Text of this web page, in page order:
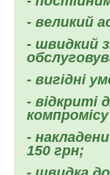
- великий
- швидкий
- вигідні
- відкриті
-
150 грн;